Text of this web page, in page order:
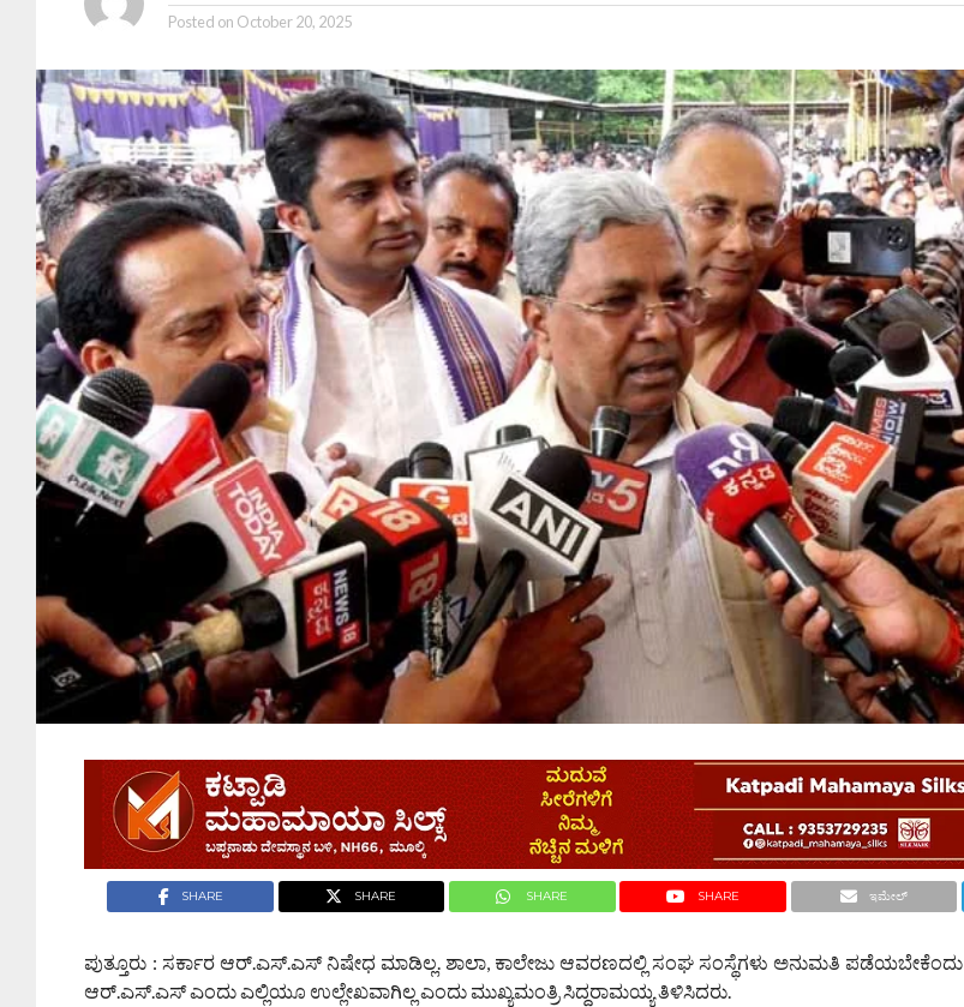
Posted on October 20, 2025
SHARE SHARE SHARE SHARE ಇಮೇಲ್
ಪುತ್ತೂರು : ಸರ್ಕಾರ ಆರ್.ಎಸ್.ಎಸ್ ನಿಷೇಧ ಮಾಡಿಲ್ಲ. ಶಾಲಾ, ಕಾಲೇಜು ಆವರಣದಲ್ಲಿ ಸಂಘ ಸಂಸ್ಥೆಗಳು ಅನುಮತಿ
ಆರ್.ಎಸ್.ಎಸ್ ಎಂದು ಎಲ್ಲಿಯೂ ಉಲ್ಲೇಖವಾಗಿಲ್ಲ ಎಂದು ಮುಖ್ಯಮಂತ್ರಿ ಸಿದ್ದರಾಮಯ್ಯ ತಿಳಿಸಿದರು.